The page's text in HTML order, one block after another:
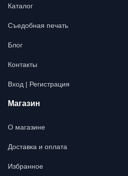
Каталог
Съедобная печать
Блог
Контакты
Вход | Регистрация
Магазин
О магазине
Доставка и оплата
Избранное